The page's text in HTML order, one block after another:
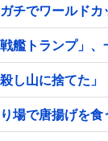
チでワールド
艦トランプ」
し山に捨てた」
場で唐揚げを